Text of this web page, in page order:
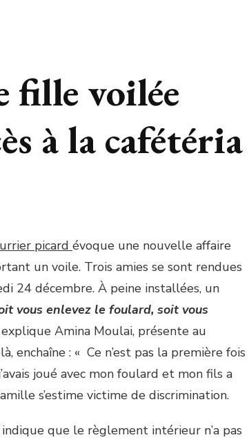
fille voilée
à la cafétéria
picard évoque une nouvelle affaire
un voile. Trois amies se sont rendues
24 décembre. À peine installées, un
vous enlevez le foulard, soit vous
explique Amina Moulai, présente au
enchaîne : « Ce n’est pas la première fois
joué avec mon foulard et mon fils a
s’estime victime de discrimination.
que le règlement intérieur n’a pas